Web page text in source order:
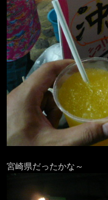
宮崎県だったかな～